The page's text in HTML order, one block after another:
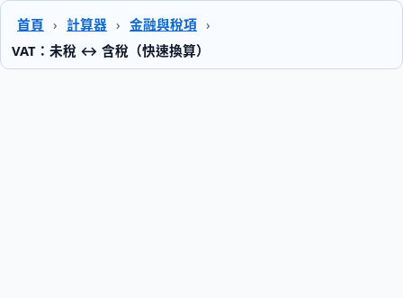
首頁 › 計算器 › 金融與稅項 ›
VAT：未稅 ↔ 含稅（快速換算）